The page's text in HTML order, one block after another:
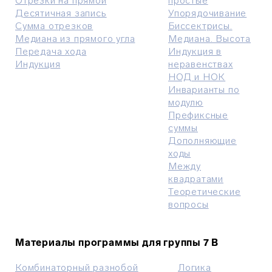
Десятичная запись
Сумма отрезков
Медиана из прямого угла
Передача хода
Индукция
Упорядочивание
Биссектрисы.
Медиана. Высота
Индукция в
неравенствах
НОД и НОК
Инварианты по
модулю
Префиксные
суммы
Дополняющие
ходы
Между
квадратами
Теоретические
вопросы
Материалы программы для группы 7 В
Комбинаторный разнобой Логика